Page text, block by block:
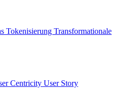
Tokenisierung Transformationale
Centricity User Story